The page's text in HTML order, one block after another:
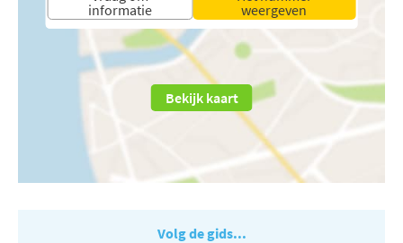
informatie
weergeven
Bekijk kaart
Volg de gids...